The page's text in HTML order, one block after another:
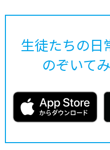
生徒たちの日
のぞいて